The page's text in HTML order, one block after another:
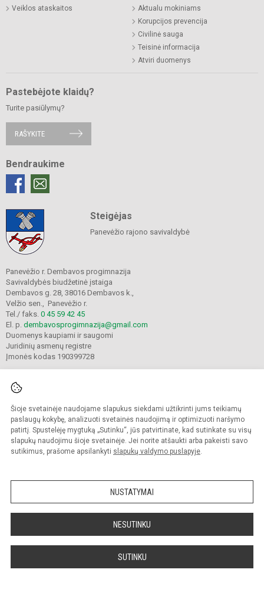
Šioje svetainėje naudojame slapukus siekdami užtikrinti jums teikiamų
paslaugų kokybę, analizuoti svetainės naudojimą ir optimizuoti naršymo
patirtį. Spustelėję mygtuką „Sutinku“, jūs patvirtinate, kad sutinkate su visų
slapukų naudojimu šioje svetainėje. Jei norite atšaukti arba pakeisti savo
sutikimus, prašome apsilankyti slapukų valdymo puslapyje.
NUSTATYMAI
NESUTINKU
SUTINKU
Veiklos ataskaitos
Aktualu mokiniams
Korupcijos prevencija
Civilinė sauga
Teisinė informacija
Atviri duomenys
Pastebėjote klaidų?
Turite pasiūlymų?
RAŠYKITE
Bendraukime
Steigėjas
Panevėžio rajono savivaldybė
Panevėžio r. Dembavos progimnazija
Savivaldybės biudžetinė įstaiga
Dembavos g. 28, 38016 Dembavos k.,
Velžio sen., Panevėžio r.
Tel./ faks. 0 45 59 42 45
El. p. dembavosprogimnazija@gmail.com
Duomenys kaupiami ir saugomi
Juridinių asmenų registre
Įmonės kodas 190399728
© 2021. Panevėžio r. Dembavos progimnazija. Visos teisės saugomos.
Kopijuoti turinį be raštiško progimnazijos sutikimo griežtai draudžiama.
Prieinamumo paraiška Slapukų valdymas
Sumanus būdas atnaujinti